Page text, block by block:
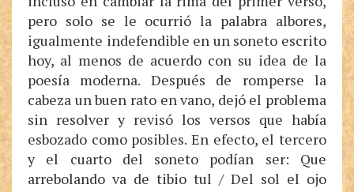
pero solo se le ocurrió la palabra albores,
igualmente indefendible en un soneto escrito
hoy, al menos de acuerdo con su idea de la
poesía moderna. Después de romperse la
cabeza un buen rato en vano, dejó el problema
sin resolver y revisó los versos que había
esbozado como posibles. En efecto, el tercero
y el cuarto del soneto podían ser: Que
arrebolando va de tibio tul / Del sol el ojo